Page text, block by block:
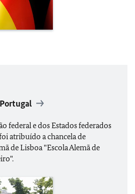
federal e dos Estados federados
atribuído a chancela de
de Lisboa "Escola Alemã de